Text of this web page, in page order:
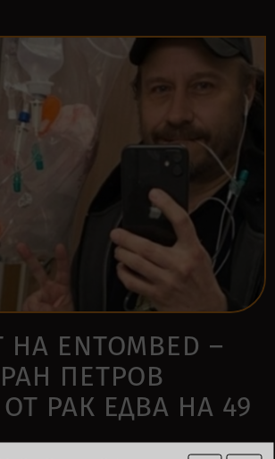
ENTOMBED –
ПЕТРОВ
РАК ЕДВА НА 49